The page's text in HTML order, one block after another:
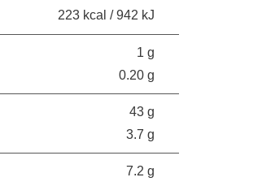
223 kcal / 942 kJ
1 g
0.20 g
43 g
3.7 g
7.2 g